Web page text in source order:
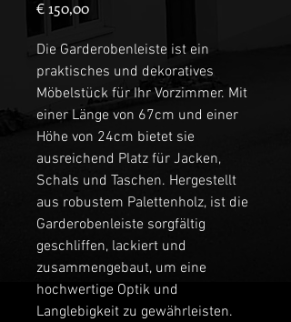
€ 150,00Preis
Die Garderobenleiste ist ein
praktisches und dekoratives
Möbelstück für Ihr Vorzimmer. Mit
einer Länge von 67cm und einer
Höhe von 24cm bietet sie
ausreichend Platz für Jacken,
Schals und Taschen. Hergestellt
aus robustem Palettenholz, ist die
Garderobenleiste sorgfältig
geschliffen, lackiert und
zusammengebaut, um eine
hochwertige Optik und
Langlebigkeit zu gewährleisten.